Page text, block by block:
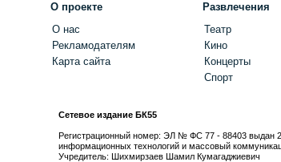
О проекте
О нас
Рекламодателям
Карта сайта
Развлечения
Театр
Кино
Концерты
Спорт
Сетевое издание БК55
Регистрационный номер: ЭЛ № ФС 77 - 88403 выдан
информационных технологий и массовый
Учредитель: Шихмирзаев Шамил Кумагаджиевич